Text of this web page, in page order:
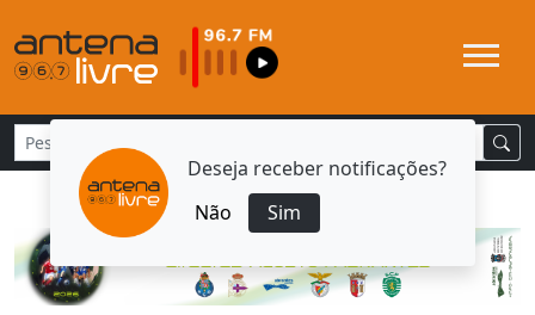
Deseja receber notificações?
Não
Sim